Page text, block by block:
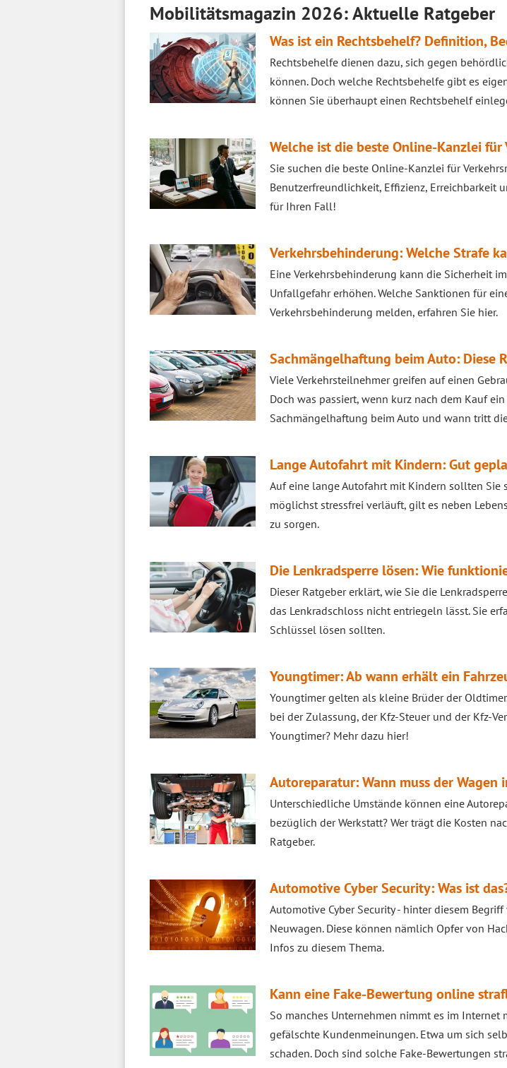
Mobilitätsmagazin 2026: Aktuelle Ratgeber
Was ist ein Rechtsbehelf? Definition,
Rechtsbehelfe dienen dazu, sich gegen
können. Doch welche Rechtsbehelfe gibt es
können Sie überhaupt einen Rechtsbehelf
Welche ist die beste Online-Kanzlei für
Sie suchen die beste Online-Kanzlei für
Benutzerfreundlichkeit, Effizienz, Erreichbarkeit
für Ihren Fall!
Verkehrsbehinderung: Welche Strafe
Eine Verkehrsbehinderung kann die Sicherheit
Unfallgefahr erhöhen. Welche Sanktionen für
Verkehrsbehinderung melden, erfahren Sie hier.
Sachmängelhaftung beim Auto: Diese
Viele Verkehrsteilnehmer greifen auf einen
Doch was passiert, wenn kurz nach dem Kauf
Sachmängelhaftung beim Auto und wann tritt
Lange Autofahrt mit Kindern: Gut
Auf eine lange Autofahrt mit Kindern sollten Sie
möglichst stressfrei verläuft, gilt es neben
zu sorgen.
Die Lenkradsperre lösen: Wie
Dieser Ratgeber erklärt, wie Sie die
das Lenkradschloss nicht entriegeln lässt. Sie
Schlüssel lösen sollten.
Youngtimer: Ab wann erhält ein
Youngtimer gelten als kleine Brüder der
bei der Zulassung, der Kfz-Steuer und der Kfz-
Youngtimer? Mehr dazu hier!
Autoreparatur: Wann muss der Wagen
Unterschiedliche Umstände können eine
bezüglich der Werkstatt? Wer trägt die Kosten
Ratgeber.
Automotive Cyber Security: Was ist
Automotive Cyber Security - hinter diesem
Neuwagen. Diese können nämlich Opfer von
Infos zu diesem Thema.
Kann eine Fake-Bewertung online
So manches Unternehmen nimmt es im
gefälschte Kundenmeinungen. Etwa um sich
schaden. Doch sind solche Fake-Bewertungen